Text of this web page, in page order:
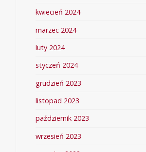
kwiecień 2024
marzec 2024
luty 2024
styczeń 2024
grudzień 2023
listopad 2023
październik 2023
wrzesień 2023